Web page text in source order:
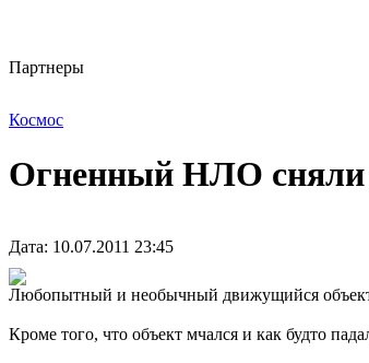
Партнеры
Космос
Огненный НЛО сняли
Дата: 10.07.2011 23:45
Любопытный и необычный движущийся объект
Кроме того, что объект мчался и как будто